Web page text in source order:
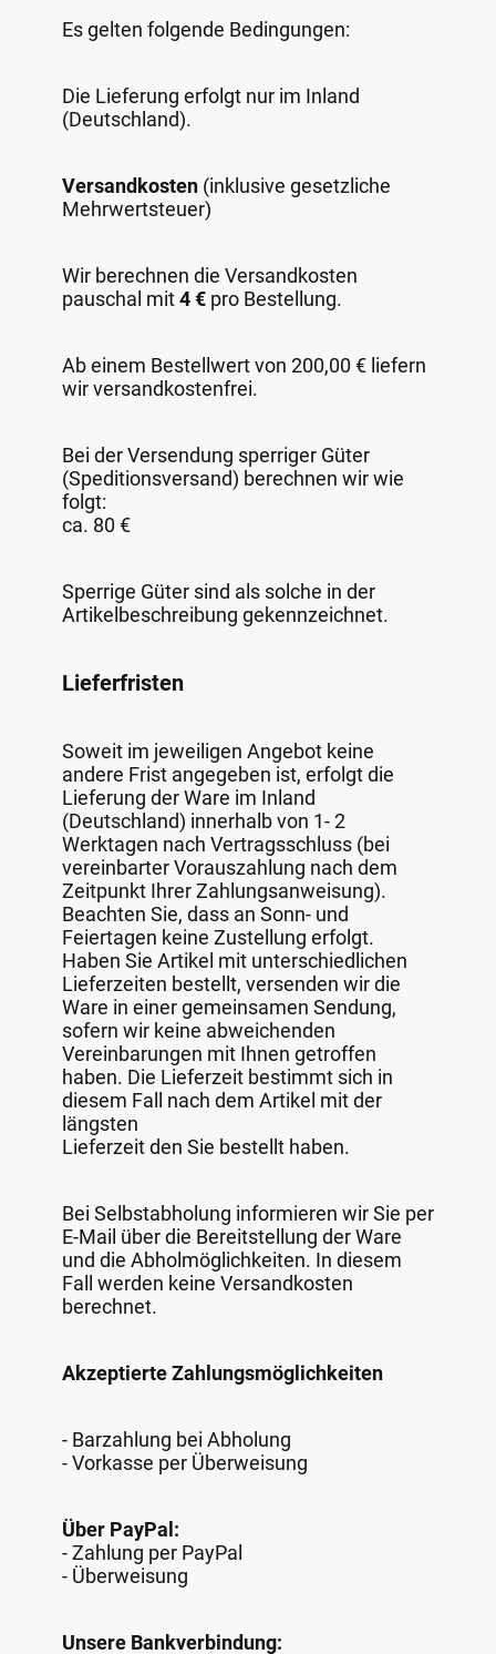
Es gelten folgende Bedingungen:
Die Lieferung erfolgt nur im Inland
(Deutschland).
Versandkosten (inklusive gesetzliche
Mehrwertsteuer)
Wir berechnen die Versandkosten
pauschal mit4 € pro Bestellung.
Ab einem Bestellwert von 200,00 € liefern
wir versandkostenfrei.
Bei der Versendung sperriger Güter
(Speditionsversand) berechnen wir wie
folgt:
ca. 80 €
Sperrige Güter sind als solche in der
Artikelbeschreibung gekennzeichnet.
Lieferfristen
Soweit im jeweiligen Angebot keine
andere Frist angegeben ist, erfolgt die
Lieferung der Ware im Inland
(Deutschland) innerhalb von 1- 2
Werktagen nach Vertragsschluss (bei
vereinbarter Vorauszahlung nach dem
Zeitpunkt Ihrer Zahlungsanweisung).
Beachten Sie, dass an Sonn- und
Feiertagen keine Zustellung erfolgt.
Haben Sie Artikel mit unterschiedlichen
Lieferzeiten bestellt, versenden wir die
Ware in einer gemeinsamen Sendung,
sofern wir keine abweichenden
Vereinbarungen mit Ihnen getroffen
haben. Die Lieferzeit bestimmt sich in
diesem Fall nach dem Artikel mit der
längsten
Lieferzeit den Sie bestellt haben.
Bei Selbstabholung informieren wir Sie per
E-Mail über die Bereitstellung der Ware
und die Abholmöglichkeiten. In diesem
Fall werden keine Versandkosten
berechnet.
Akzeptierte Zahlungsmöglichkeiten
- Barzahlung bei Abholung
- Vorkasse per Überweisung
Über PayPal:
- Zahlung per PayPal
- Überweisung
Unsere Bankverbindung: